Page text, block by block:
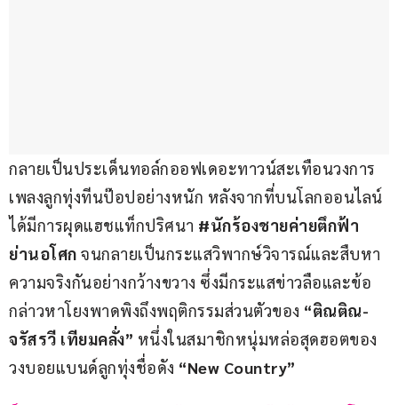
กลายเป็นประเด็นทอล์กออฟเดอะทาวน์สะเทือนวงการ
เพลงลูกทุ่งทีนป๊อปอย่างหนัก หลังจากที่บนโลกออนไลน์
ได้มีการผุดแฮชแท็กปริศนา #นักร้องชายค่ายตึกฟ้า
ย่านอโศก จนกลายเป็นกระแสวิพากษ์วิจารณ์และสืบหา
ความจริงกันอย่างกว้างขวาง ซึ่งมีกระแสข่าวลือและข้อ
กล่าวหาโยงพาดพิงถึงพฤติกรรมส่วนตัวของ “ติณติณ-
จรัสรวี เทียมคลั่ง” หนึ่งในสมาชิกหนุ่มหล่อสุดฮอตของ
วงบอยแบนด์ลูกทุ่งชื่อดัง “New Country”